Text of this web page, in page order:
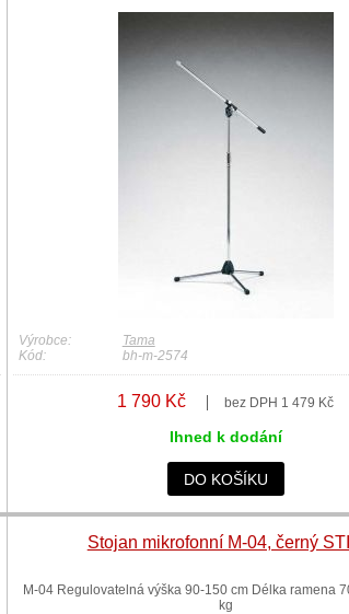
Výrobce:
Tama
Kód:
bh-m-2574
1 790 Kč bez DPH 1 479 Kč
Ihned k dodání
DO KOŠÍKU
Stojan mikrofonní M-04, černý
M-04 Regulovatelná výška 90-150 cm Délka ramena
kg